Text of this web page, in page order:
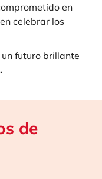
en
celebrar los
un futuro brillante
de